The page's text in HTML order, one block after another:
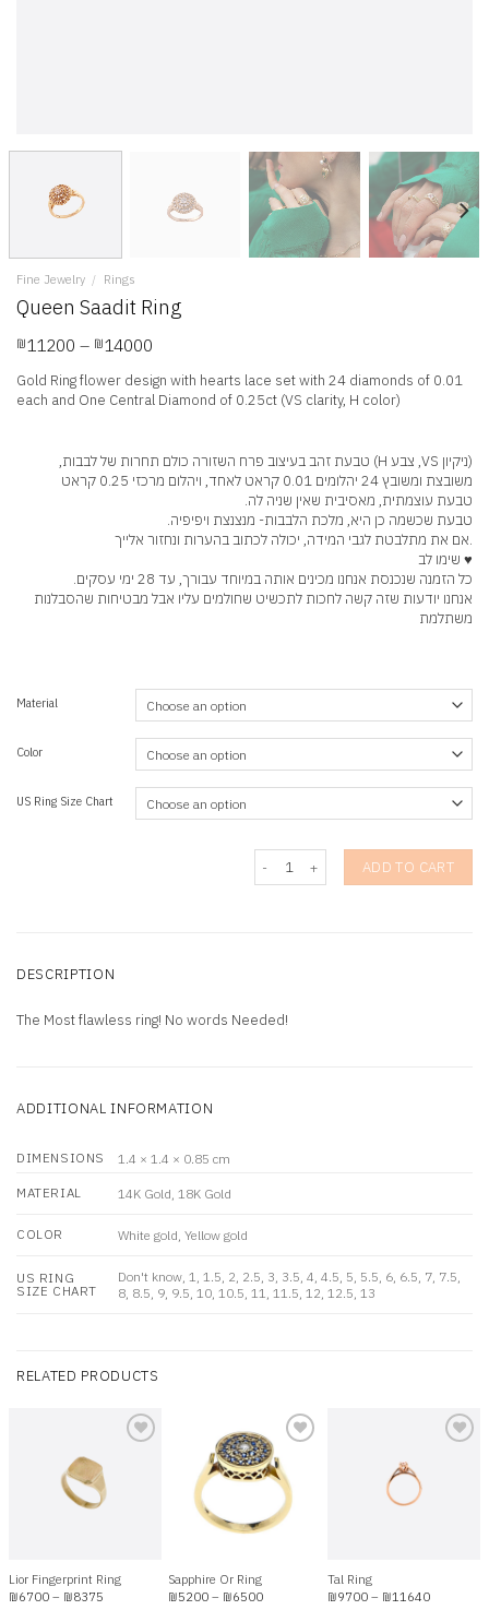
Fine Jewelry / Rings
Queen Saadit Ring
₪11200 – ₪14000
₪11200
through
₪14000
Gold Ring flower design with hearts lace set with 24 diamonds of 0.01
each and One Central Diamond of 0.25ct (VS clarity, H color)
(ניקיון VS, צבע H) טבעת זהב בעיצוב פרח השזורה כולם תחרות של לבבות,
משובצת ומשובץ 24 יהלומים 0.01 קראט לאחד, ויהלום מרכזי 0.25 קראט
טבעת עוצמתית, מאסיבית שאין שניה לה.
טבעת שכשמה כן היא, מלכת הלבבות- מנצנצת ויפיפיה.
.אם את מתלבטת לגבי המידה, יכולה לכתוב בהערות ונחזור אלייך
♥ שימו לב
כל הזמנה שנכנסת אנחנו מכינים אותה במיוחד עבורך, עד 28 ימי עסקים.
אנחנו יודעות שזה קשה לחכות לתכשיט שחולמים עליו אבל מבטיחות שהסבלנות
משתלמת
Material
Color
US Ring Size Chart
ADD TO CART
DESCRIPTION
The Most flawless ring! No words Needed!
ADDITIONAL INFORMATION
DIMENSIONS 1.4 × 1.4 × 0.85 cm
MATERIAL 14K Gold, 18K Gold
COLOR White gold, Yellow gold
US RING
SIZE CHART
Don't know, 1, 1.5, 2, 2.5, 3, 3.5, 4, 4.5, 5, 5.5, 6, 6.5, 7, 7.5,
8, 8.5, 9, 9.5, 10, 10.5, 11, 11.5, 12, 12.5, 13
RELATED PRODUCTS
Lior Fingerprint Ring
₪6700 – ₪8375
Add to
wishlist
Sapphire Or Ring
₪5200 – ₪6500Price
Tal Ring
₪9700 – ₪11640Price